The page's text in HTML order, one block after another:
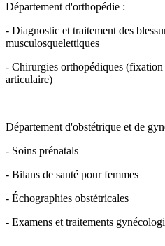
Département d'orthopédie :
- Diagnostic et traitement des
musculosquelettiques
- Chirurgies orthopédiques (fixation
articulaire)
Département d'obstétrique et de
- Soins prénatals
- Bilans de santé pour femmes
- Échographies obstétricales
- Examens et traitements